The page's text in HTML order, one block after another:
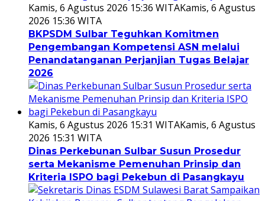
Kamis, 6 Agustus 2026 15:36 WITAKamis, 6 Agustus
2026 15:36 WITA
BKPSDM Sulbar Teguhkan Komitmen
Pengembangan Kompetensi ASN melalui
Penandatanganan Perjanjian Tugas Belajar
2026
Kamis, 6 Agustus 2026 15:31 WITAKamis, 6 Agustus
2026 15:31 WITA
Dinas Perkebunan Sulbar Susun Prosedur
serta Mekanisme Pemenuhan Prinsip dan
Kriteria ISPO bagi Pekebun di Pasangkayu